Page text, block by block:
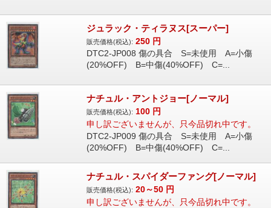
ジュラック・ティラヌス[スーパー]
販売価格(税込): 250 円
DTC2-JP008 傷の具合 S=未使用 A=小傷
(20%OFF) B=中傷(40%OFF) C=...
ナチュル・アントジョー[ノーマル]
販売価格(税込): 100 円
申し訳ございませんが、只今品切れ中です。
DTC2-JP009 傷の具合 S=未使用 A=小傷
(20%OFF) B=中傷(40%OFF) C=...
ナチュル・スパイダーファング[ノーマル]
販売価格(税込): 20～50 円
申し訳ございませんが、只今品切れ中です。